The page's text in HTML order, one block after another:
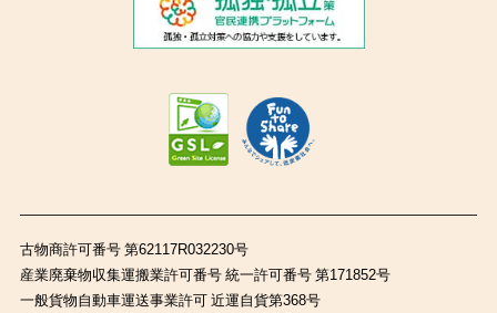
古物商許可番号 第62117R032230号
産業廃棄物収集運搬業許可番号 統一許可番号 第171852号
一般貨物自動車運送事業許可 近運自貨第368号